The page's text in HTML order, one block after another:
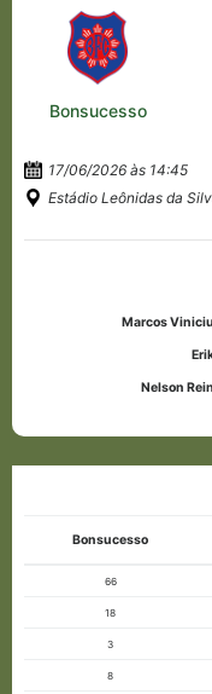
Bonsucesso
17/06/2026 às 14:45
Estádio Leônidas da
Marcos
Nelson
Bonsucesso
66
18
3
8